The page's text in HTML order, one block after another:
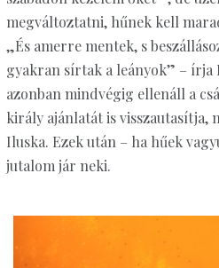
megváltoztatni, hűnek kell
„És amerre mentek, s
gyakran sírtak a leányok” – írja
azonban mindvégig ellenáll a
király ajánlatát is visszautasítja,
Iluska. Ezek után – ha hűek
jutalom jár neki.